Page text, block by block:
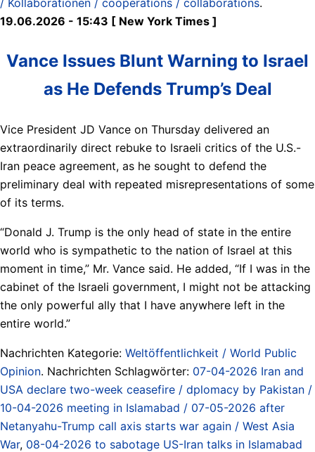
19.06.2026 - 15:43 [ New York Times ]
Vance Issues Blunt Warning to Israel
as He Defends Trump’s Deal
Vice President JD Vance on Thursday delivered an
extraordinarily direct rebuke to Israeli critics of the U.S.-
Iran peace agreement, as he sought to defend the
preliminary deal with repeated misrepresentations of some
of its terms.
“Donald J. Trump is the only head of state in the entire
world who is sympathetic to the nation of Israel at this
moment in time,” Mr. Vance said. He added, “If I was in the
cabinet of the Israeli government, I might not be attacking
the only powerful ally that I have anywhere left in the
entire world.”
Nachrichten Kategorie: Weltöffentlichkeit / World Public
Opinion. Nachrichten Schlagwörter: 07-04-2026 Iran and
USA declare two-week ceasefire / dplomacy by Pakistan /
10-04-2026 meeting in Islamabad / 07-05-2026 after
Netanyahu-Trump call axis starts war again / West Asia
War, 08-04-2026 to sabotage US-Iran talks in Islamabad